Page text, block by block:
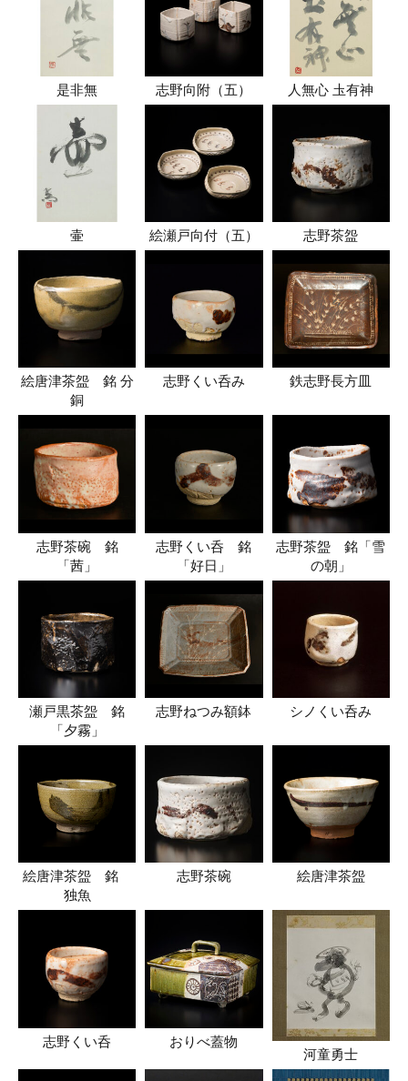
是非無 志野向附（五） 人無心 圡有神
壷 絵瀬戸向付（五） 志野茶盌
絵唐津茶盌 銘 分
銅
志野くい呑み 鉄志野長方皿
志野茶碗 銘
「茜」
志野くい呑 銘
「好日」
志野茶盌 銘「雪
の朝」
瀬戸黒茶盌 銘
「夕霧」
志野ねつみ額鉢 シノくい呑み
絵唐津茶盌 銘
独魚
志野茶碗 絵唐津茶盌
志野くい呑 おりべ蓋物
河童勇士